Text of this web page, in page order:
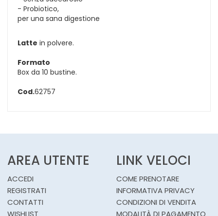
- Probiotico,
per una sana digestione
Latte in polvere.
Formato
Box da 10 bustine.
Cod.62757
AREA UTENTE
ACCEDI
REGISTRATI
CONTATTI
WISHLIST
LINK VELOCI
COME PRENOTARE
INFORMATIVA PRIVACY
CONDIZIONI DI VENDITA
MODALITÀ DI PAGAMENTO